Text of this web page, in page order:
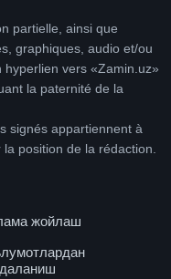
partielle, ainsi que
graphiques, audio et/ou
hyperlien vers «Zamin.uz»
la paternité de la
signés appartiennent à
position de la rédaction.
жойлаш